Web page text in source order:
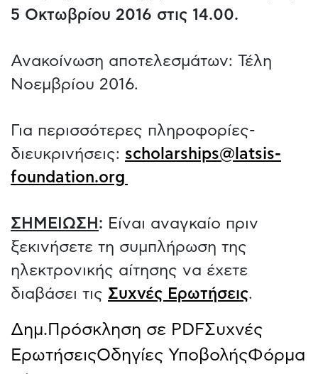
5 Οκτωβρίου 2016 στις 14.00.
Ανακοίνωση αποτελεσμάτων: Τέλη
Νοεμβρίου 2016.
Για περισσότερες πληροφορίες-
διευκρινήσεις: scholarships@latsis-
foundation.org
ΣΗΜΕΙΩΣΗ : Είναι αναγκαίο πριν
ξεκινήσετε τη συμπλήρωση της
ηλεκτρονικής αίτησης να έχετε
διαβάσει τις Συχνές Ερωτήσεις.
Δημ.Πρόσκληση σε PDFΣυχνές
ΕρωτήσειςΟδηγίες ΥποβολήςΦόρμα